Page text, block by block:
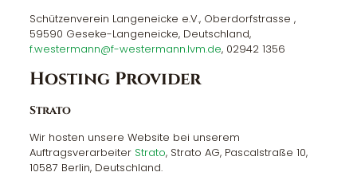
Schützenverein Langeneicke e.V., Oberdorfstrasse ,
59590 Geseke-Langeneicke, Deutschland,
f.westermann@f-westermann.lvm.de, 02942 1356
Hosting Provider
Strato
Wir hosten unsere Website bei unserem
Auftragsverarbeiter Strato, Strato AG, Pascalstraße 10,
10587 Berlin, Deutschland.